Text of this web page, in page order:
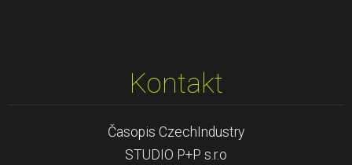
Kontakt
Časopis CzechIndustry
STUDIO P+P s.r.o